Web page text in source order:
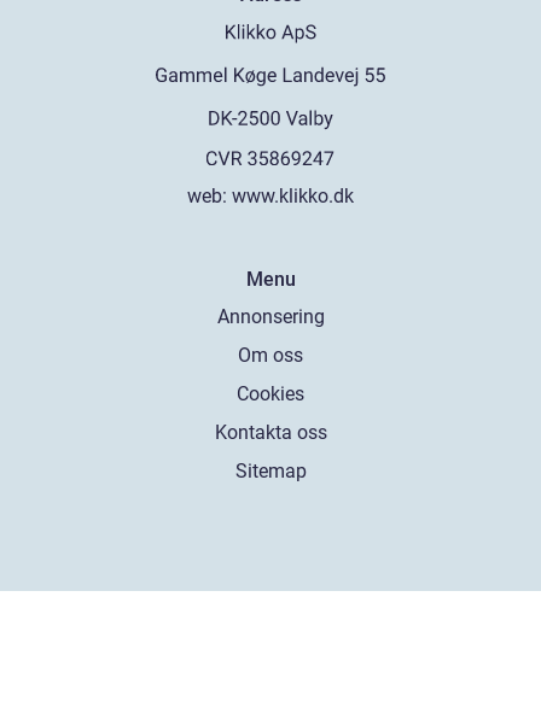
web: www.klikko.dk
Menu
Annonsering
Om oss
Cookies
Kontakta oss
Sitemap